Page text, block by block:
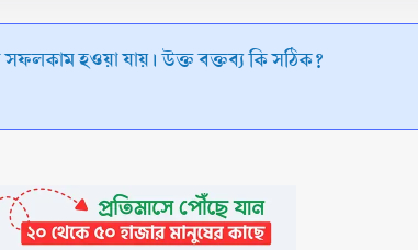
হওয়া যায়। উক্ত বক্তব্য কি সঠিক?